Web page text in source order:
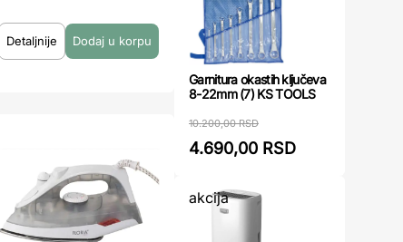
Detaljnije
Garnitura okastih ključeva
8-22mm (7) KS TOOLS
10.200,00 RSD
4.690,00 RSD
akcija